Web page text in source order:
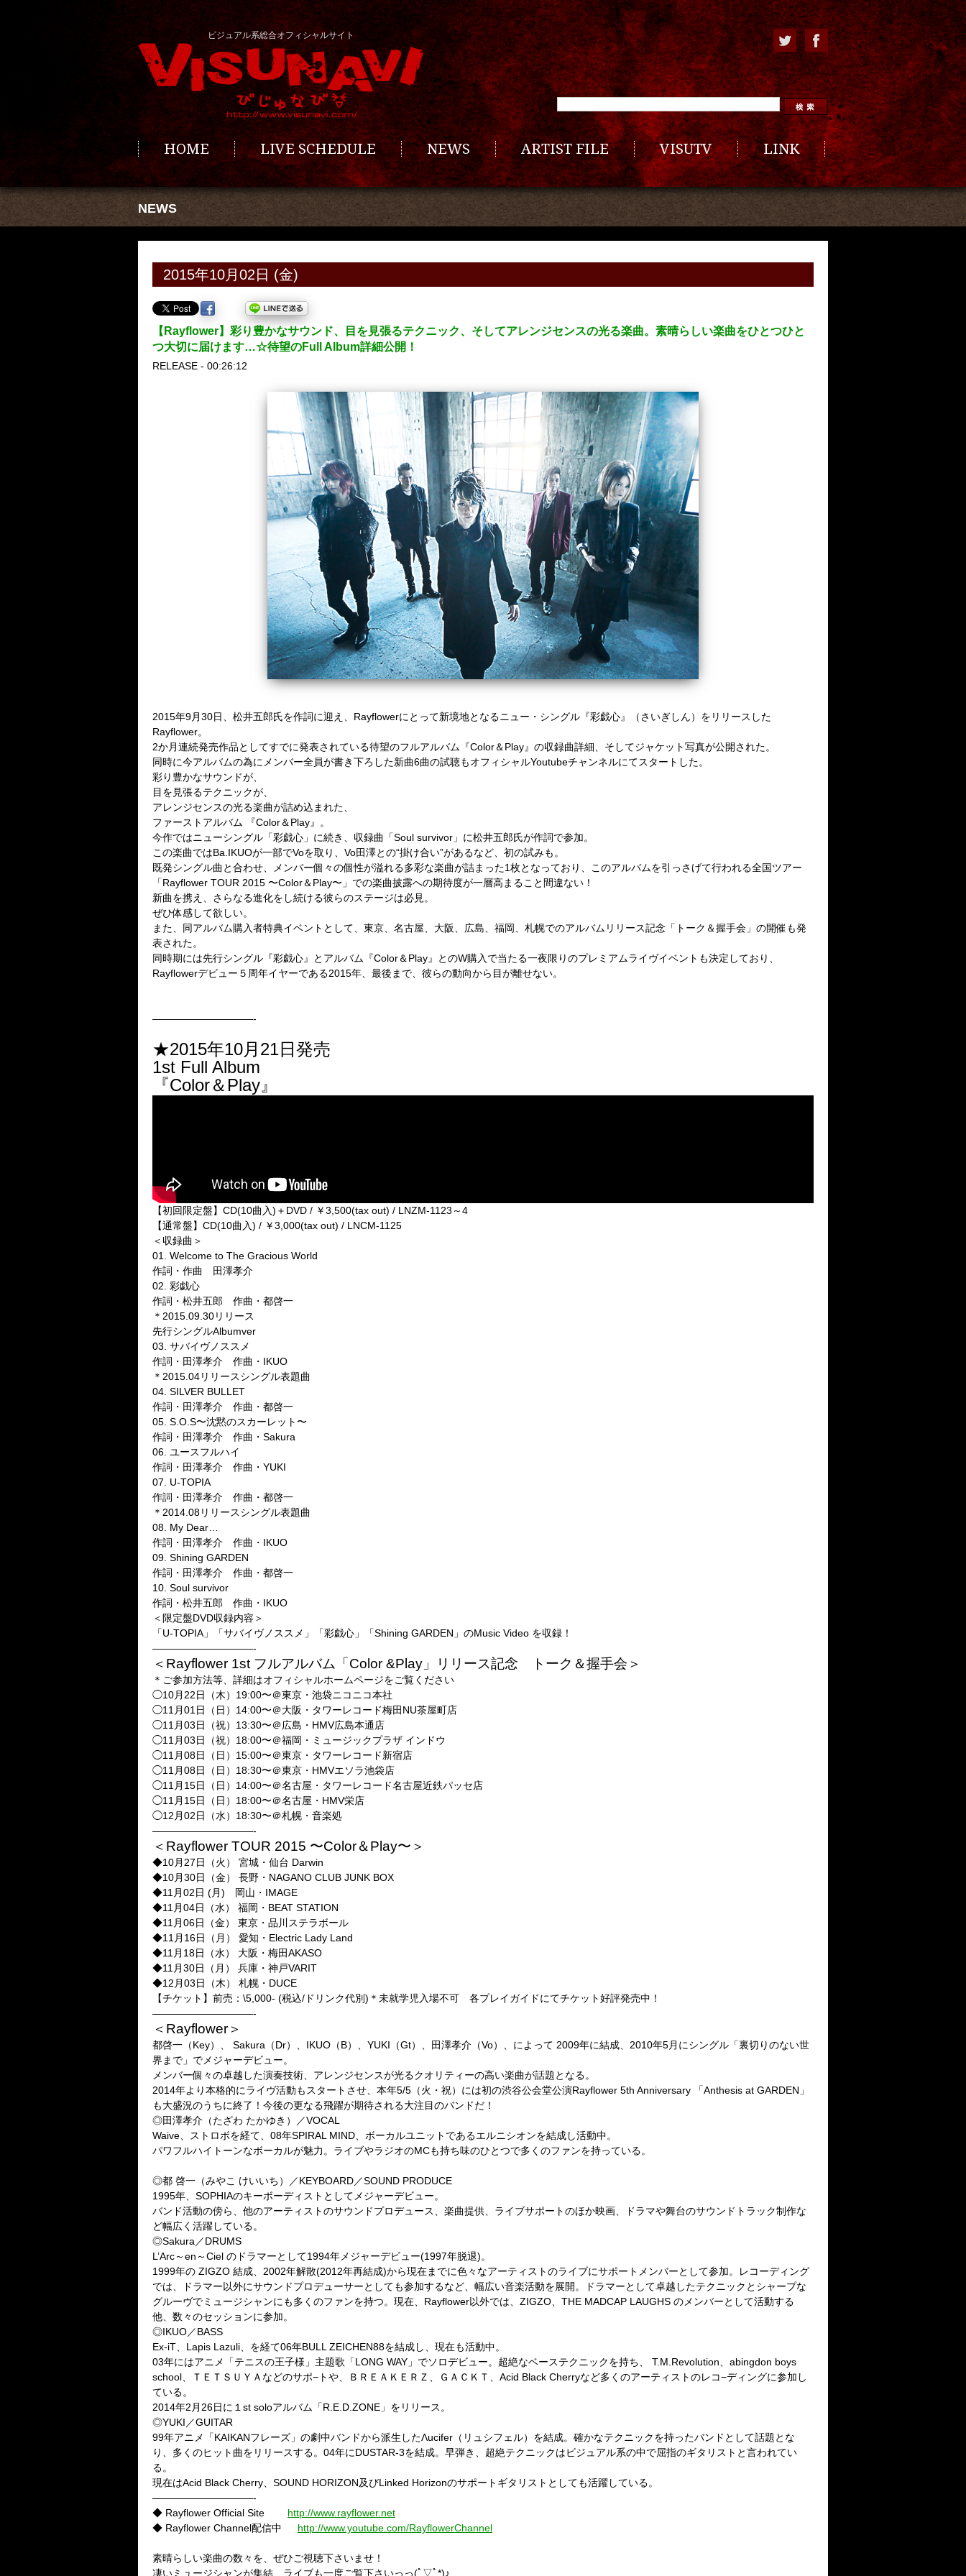
ビジュアル系総合オフィシャルサイト
HOME LIVE SCHEDULE NEWS ARTIST FILE VISUTV LINK
NEWS
2015年10月02日 (金)
【Rayflower】彩り豊かなサウンド、目を見張るテクニック、そしてアレンジセンスの光る楽曲。素晴らしい楽曲をひとつひと
つ大切に届けます…☆待望のFull Album詳細公開！
RELEASE - 00:26:12
2015年9月30日、松井五郎氏を作詞に迎え、Rayflowerにとって新境地となるニュー・シングル『彩戯心』（さいぎしん）をリリースした
Rayflower。
2か月連続発売作品としてすでに発表されている待望のフルアルバム『Color＆Play』の収録曲詳細、そしてジャケット写真が公開された。
同時に今アルバムの為にメンバー全員が書き下ろした新曲6曲の試聴もオフィシャルYoutubeチャンネルにてスタートした。
彩り豊かなサウンドが、
目を見張るテクニックが、
アレンジセンスの光る楽曲が詰め込まれた、
ファーストアルバム 『Color＆Play』。
今作ではニューシングル「彩戯心」に続き、収録曲「Soul survivor」に松井五郎氏が作詞で参加。
この楽曲ではBa.IKUOが一部でVoを取り、Vo田澤との“掛け合い”があるなど、初の試みも。
既発シングル曲と合わせ、メンバー個々の個性が溢れる多彩な楽曲が詰まった1枚となっており、このアルバムを引っさげて行われる全国ツアー
「Rayflower TOUR 2015 〜Color＆Play〜」での楽曲披露への期待度が一層高まること間違ない！
新曲を携え、さらなる進化をし続ける彼らのステージは必見。
ぜひ体感して欲しい。
また、同アルバム購入者特典イベントとして、東京、名古屋、大阪、広島、福岡、札幌でのアルバムリリース記念「トーク＆握手会」の開催も発
表された。
同時期には先行シングル『彩戯心』とアルバム『Color＆Play』とのW購入で当たる一夜限りのプレミアムライヴイベントも決定しており、
Rayflowerデビュー５周年イヤーである2015年、最後まで、彼らの動向から目が離せない。
——————————-
★2015年10月21日発売
1st Full Album
『Color＆Play』
【初回限定盤】CD(10曲入)＋DVD / ￥3,500(tax out) / LNZM-1123～4
【通常盤】CD(10曲入) / ￥3,000(tax out) / LNCM-1125
＜収録曲＞
01. Welcome to The Gracious World
作詞・作曲 田澤孝介
02. 彩戯心
作詞・松井五郎 作曲・都啓一
＊2015.09.30リリース
先行シングルAlbumver
03. サバイヴノススメ
作詞・田澤孝介 作曲・IKUO
＊2015.04リリースシングル表題曲
04. SILVER BULLET
作詞・田澤孝介 作曲・都啓一
05. S.O.S〜沈黙のスカーレット〜
作詞・田澤孝介 作曲・Sakura
06. ユースフルハイ
作詞・田澤孝介 作曲・YUKI
07. U-TOPIA
作詞・田澤孝介 作曲・都啓一
＊2014.08リリースシングル表題曲
08. My Dear…
作詞・田澤孝介 作曲・IKUO
09. Shining GARDEN
作詞・田澤孝介 作曲・都啓一
10. Soul survivor
作詞・松井五郎 作曲・IKUO
＜限定盤DVD収録内容＞
「U-TOPIA」「サバイヴノススメ」「彩戯心」「Shining GARDEN」のMusic Video を収録！
——————————-
＜Rayflower 1st フルアルバム「Color &Play」リリース記念 トーク＆握手会＞
＊ご参加方法等、詳細はオフィシャルホームページをご覧ください
◯10月22日（木）19:00〜＠東京・池袋ニコニコ本社
◯11月01日（日）14:00〜＠大阪・タワーレコード梅田NU茶屋町店
◯11月03日（祝）13:30〜＠広島・HMV広島本通店
◯11月03日（祝）18:00〜＠福岡・ミュージックプラザ インドウ
◯11月08日（日）15:00〜＠東京・タワーレコード新宿店
◯11月08日（日）18:30〜＠東京・HMVエソラ池袋店
◯11月15日（日）14:00〜＠名古屋・タワーレコード名古屋近鉄パッセ店
◯11月15日（日）18:00〜＠名古屋・HMV栄店
◯12月02日（水）18:30〜＠札幌・音楽処
——————————-
＜Rayflower TOUR 2015 〜Color＆Play〜＞
◆10月27日（火） 宮城・仙台 Darwin
◆10月30日（金） 長野・NAGANO CLUB JUNK BOX
◆11月02日 (月) 岡山・IMAGE
◆11月04日（水） 福岡・BEAT STATION
◆11月06日（金） 東京・品川ステラボール
◆11月16日（月） 愛知・Electric Lady Land
◆11月18日（水） 大阪・梅田AKASO
◆11月30日（月） 兵庫・神戸VARIT
◆12月03日（木） 札幌・DUCE
【チケット】前売：\5,000- (税込/ドリンク代別)＊未就学児入場不可 各プレイガイドにてチケット好評発売中！
——————————-
＜Rayflower＞
都啓一（Key）、 Sakura（Dr）、IKUO（B）、YUKI（Gt）、田澤孝介（Vo）、によって 2009年に結成、2010年5月にシングル「裏切りのない世
界まで」でメジャーデビュー。
メンバー個々の卓越した演奏技術、アレンジセンスが光るクオリティーの高い楽曲が話題となる。
2014年より本格的にライヴ活動もスタートさせ、本年5/5（火・祝）には初の渋谷公会堂公演Rayflower 5th Anniversary 「Anthesis at GARDEN」
も大盛況のうちに終了！今後の更なる飛躍が期待される大注目のバンドだ！
◎田澤孝介（たざわ たかゆき）／VOCAL
Waive、ストロボを経て、08年SPIRAL MIND、ボーカルユニットであるエルニシオンを結成し活動中。
パワフルハイトーンなボーカルが魅力。ライブやラジオのMCも持ち味のひとつで多くのファンを持っている。
◎都 啓一（みやこ けいいち）／KEYBOARD／SOUND PRODUCE
1995年、SOPHIAのキーボーディストとしてメジャーデビュー。
バンド活動の傍ら、他のアーティストのサウンドプロデュース、楽曲提供、ライブサポートのほか映画、ドラマや舞台のサウンドトラック制作な
ど幅広く活躍している。
◎Sakura／DRUMS
L’Arc～en～Ciel のドラマーとして1994年メジャーデビュー(1997年脱退)。
1999年の ZIGZO 結成、2002年解散(2012年再結成)から現在までに色々なアーティストのライブにサポートメンバーとして参加。レコーディング
では、ドラマー以外にサウンドプロデューサーとしても参加するなど、幅広い音楽活動を展開。ドラマーとして卓越したテクニックとシャープな
グルーヴでミュージシャンにも多くのファンを持つ。現在、Rayflower以外では、ZIGZO、THE MADCAP LAUGHS のメンバーとして活動する
他、数々のセッションに参加。
◎IKUO／BASS
Ex-iT、Lapis Lazuli、を経て06年BULL ZEICHEN88を結成し、現在も活動中。
03年にはアニメ「テニスの王子様」主題歌「LONG WAY」でソロデビュー。超絶なベーステクニックを持ち、 T.M.Revolution、abingdon boys
school、ＴＥＴＳＵＹＡなどのサポ−トや、ＢＲＥＡＫＥＲＺ、ＧＡＣＫＴ、Acid Black Cherryなど多くのアーティストのレコ−ディングに参加し
ている。
2014年2月26日に１st soloアルバム「R.E.D.ZONE」をリリース。
◎YUKI／GUITAR
99年アニメ「KAIKANフレーズ」の劇中バンドから派生したΛucifer（リュシフェル）を結成。確かなテクニックを持ったバンドとして話題とな
り、多くのヒット曲をリリースする。04年にDUSTAR-3を結成。早弾き、超絶テクニックはビジュアル系の中で屈指のギタリストと言われてい
る。
現在はAcid Black Cherry、SOUND HORIZON及びLinked Horizonのサポートギタリストとしても活躍している。
——————————-
◆ Rayflower Official Site http://www.rayflower.net
◆ Rayflower Channel配信中 http://www.youtube.com/RayflowerChannel
素晴らしい楽曲の数々を、ぜひご視聴下さいませ！
凄いミュージシャンが集結、ライブも一度ご覧下さいっっ(ﾟ▽ﾟ*)♪